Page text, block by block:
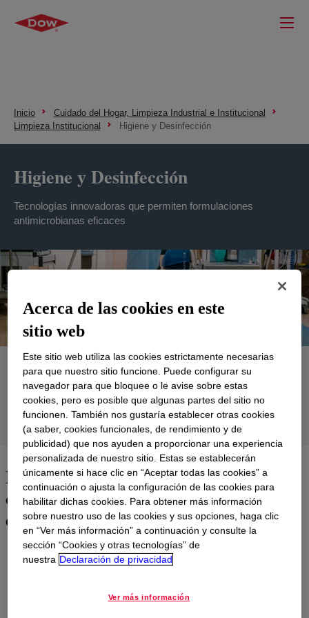
Inicio
Cuidado del Hogar, Limpieza Industrial e Institucional
Limpieza Institucional
Higiene y Desinfección
Higiene y Desinfección
Tecnologías innovadoras que permiten formulaciones
antimicrobianas eficaces
Aplicaciones
Productos
Soporte
Formulaciones para la limpieza,
conservación y desinfección de
entornos profesionales
Descubra el importante papel que pueden desempeñar los
solventes, surfactantes, quelantes y polímeros en la creación
selección de productos pueden ayudarlo a determinar la
Acerca de las cookies en este
sitio web
Este sitio web utiliza las cookies estrictamente necesarias
para que nuestro sitio funcione. Puede configurar su
navegador para que bloquee o le avise sobre estas
cookies, pero es posible que algunas partes del sitio no
funcionen. También nos gustaría establecer otras cookies
(a saber, cookies funcionales, de rendimiento y de
publicidad) que nos ayuden a proporcionar una experiencia
personalizada de nuestro sitio. Estas se establecerán
únicamente si hace clic en “Aceptar todas las cookies” a
continuación o ajusta la configuración de las cookies para
habilitar dichas cookies. Para obtener más información
sobre nuestro uso de las cookies y sus opciones, haga clic
en “Ver más información” a continuación y consulte la
sección “Cookies y otras tecnologías” de
nuestra Declaración de privacidad
Ver más información